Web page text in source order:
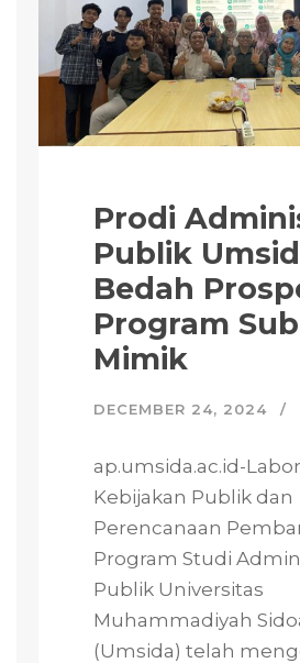
Prodi
Publik
Bedah
Program
Mimik
DECEMBER 24, 2024
ap.umsida.ac.id-
Kebijakan Publik dan
Perencanaan
Program Studi
Publik Universitas
Muhammadiyah
(Umsida) telah